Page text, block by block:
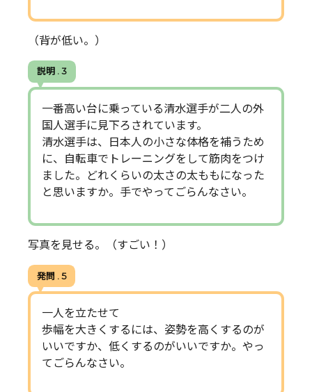
（背が低い。）
説明 . 3
一番高い台に乗っている清水選手が二人の外
国人選手に見下ろされています。
清水選手は、日本人の小さな体格を補うため
に、自転車でトレーニングをして筋肉をつけ
ました。どれくらいの太さの太ももになった
と思いますか。手でやってごらんなさい。
写真を見せる。（すごい！）
発問 . 5
一人を立たせて
歩幅を大きくするには、姿勢を高くするのが
いいですか、低くするのがいいですか。やっ
てごらんなさい。